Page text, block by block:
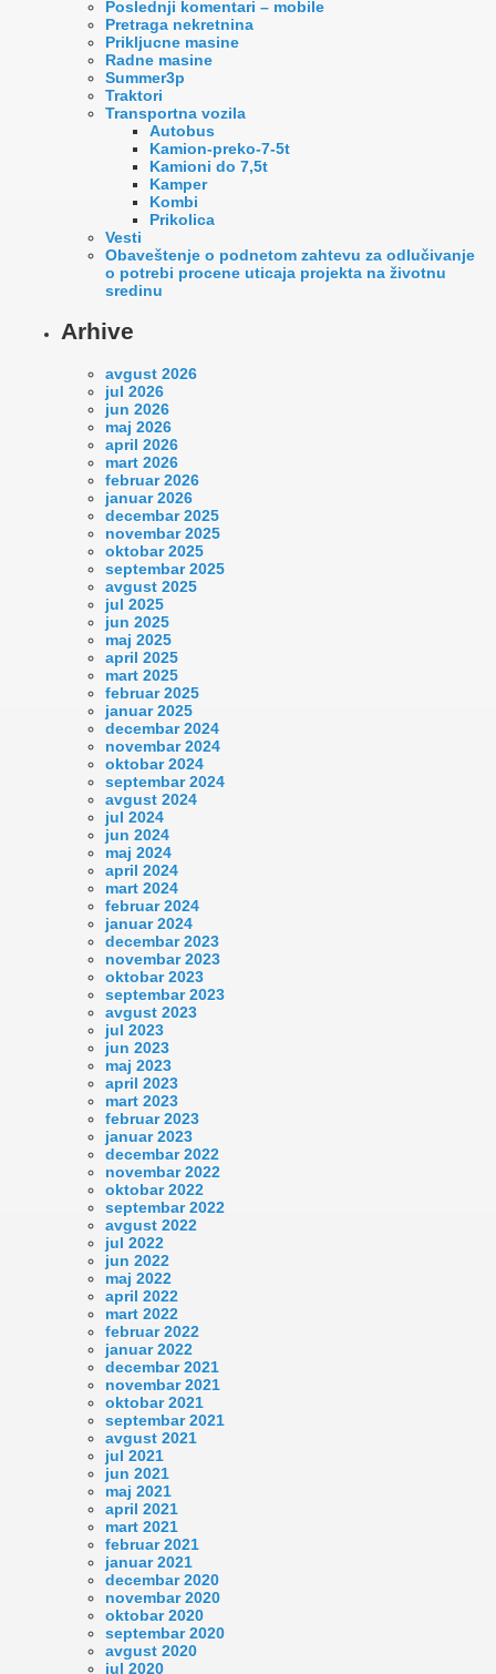
Poslednji komentari – mobile
Pretraga nekretnina
Prikljucne masine
Radne masine
Summer3p
Traktori
Transportna vozila
Autobus
Kamion-preko-7-5t
Kamioni do 7,5t
Kamper
Kombi
Prikolica
Vesti
Оbaveštenje o podnetom zahtevu za odlučivanje
o potrebi procene uticaja projekta na životnu
sredinu
Arhive
avgust 2026
jul 2026
jun 2026
maj 2026
april 2026
mart 2026
februar 2026
januar 2026
decembar 2025
novembar 2025
oktobar 2025
septembar 2025
avgust 2025
jul 2025
jun 2025
maj 2025
april 2025
mart 2025
februar 2025
januar 2025
decembar 2024
novembar 2024
oktobar 2024
septembar 2024
avgust 2024
jul 2024
jun 2024
maj 2024
april 2024
mart 2024
februar 2024
januar 2024
decembar 2023
novembar 2023
oktobar 2023
septembar 2023
avgust 2023
jul 2023
jun 2023
maj 2023
april 2023
mart 2023
februar 2023
januar 2023
decembar 2022
novembar 2022
oktobar 2022
septembar 2022
avgust 2022
jul 2022
jun 2022
maj 2022
april 2022
mart 2022
februar 2022
januar 2022
decembar 2021
novembar 2021
oktobar 2021
septembar 2021
avgust 2021
jul 2021
jun 2021
maj 2021
april 2021
mart 2021
februar 2021
januar 2021
decembar 2020
novembar 2020
oktobar 2020
septembar 2020
avgust 2020
jul 2020